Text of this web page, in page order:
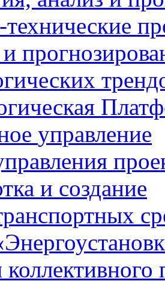
управление
и создание
коллективного